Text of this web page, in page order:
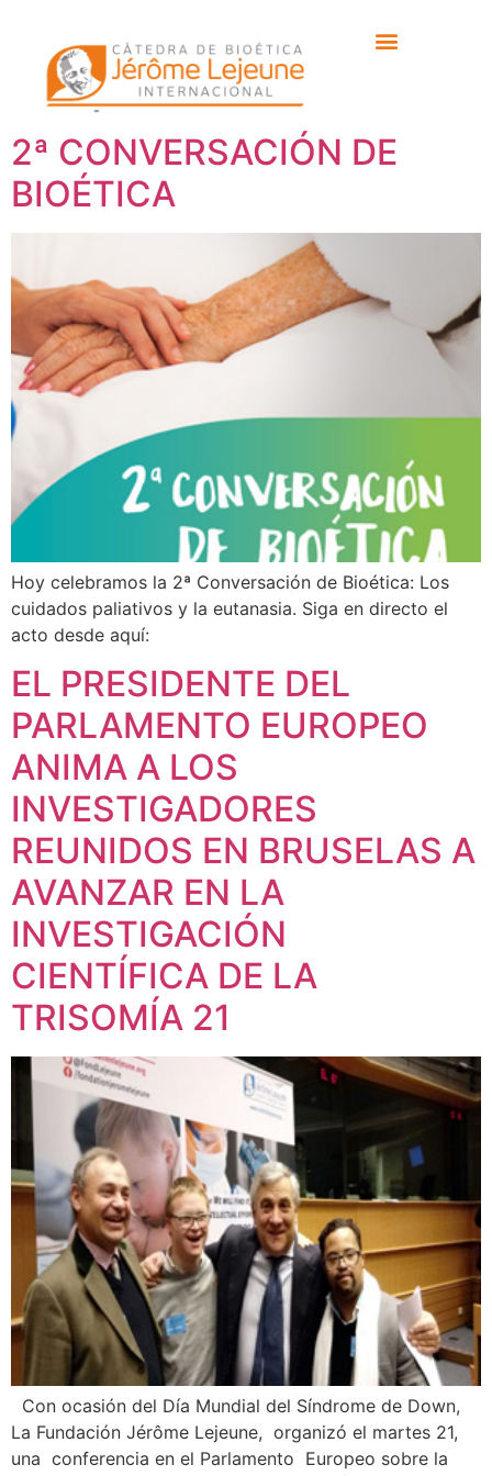
Etiqueta: parlamento
eurpeo
2ª CONVERSACIÓN DE
BIOÉTICA
Hoy celebramos la 2ª Conversación de Bioética: Los
cuidados paliativos y la eutanasia. Siga en directo el
acto desde aquí:
EL PRESIDENTE DEL
PARLAMENTO EUROPEO
ANIMA A LOS
INVESTIGADORES
REUNIDOS EN BRUSELAS A
AVANZAR EN LA
INVESTIGACIÓN
CIENTÍFICA DE LA
TRISOMÍA 21
Con ocasión del Día Mundial del Síndrome de Down,
La Fundación Jérôme Lejeune, organizó el martes 21,
una conferencia en el Parlamento Europeo sobre la